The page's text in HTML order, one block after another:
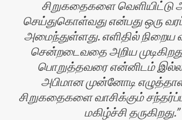
சிறுகதைகளை வெளியிட்டு
செய்துகொள்வது என்பது ஒரு
அமைந்துள்ளது. எளிதில்
சென்றடைவதை அறிய
பொறுத்தவரை என்னிடம்
அபிமான முன்னோடி
சிறுகதைகளை வாசிக்கும்
மகிழ்ச்சி தருகிறது.